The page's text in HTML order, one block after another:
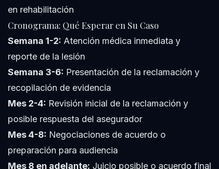
en rehabilitación
Cronograma: Qué Esperar en Su Caso
Semana 1-2: Atención médica inmediata y
reporte de la lesión
Semana 3-6: Presentación de la reclamación y
recopilación de evidencia
Mes 2-4: Revisión inicial de la reclamación y
posible respuesta del asegurador
Mes 4-8: Negociaciones de acuerdo o
preparación para audiencia
Mes 8 en adelante: Juicio posible o acuerdo final